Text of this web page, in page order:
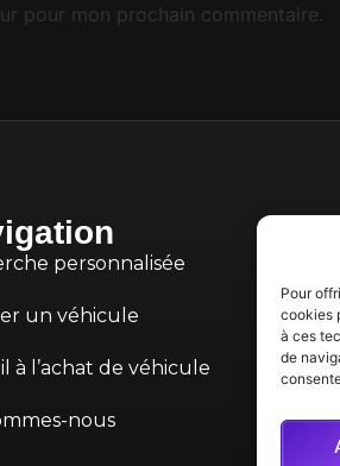
Pour
cookies
à ces
de
pour mon prochain commentaire.
personnalisée
un véhicule
à l’achat de véhicule
nous